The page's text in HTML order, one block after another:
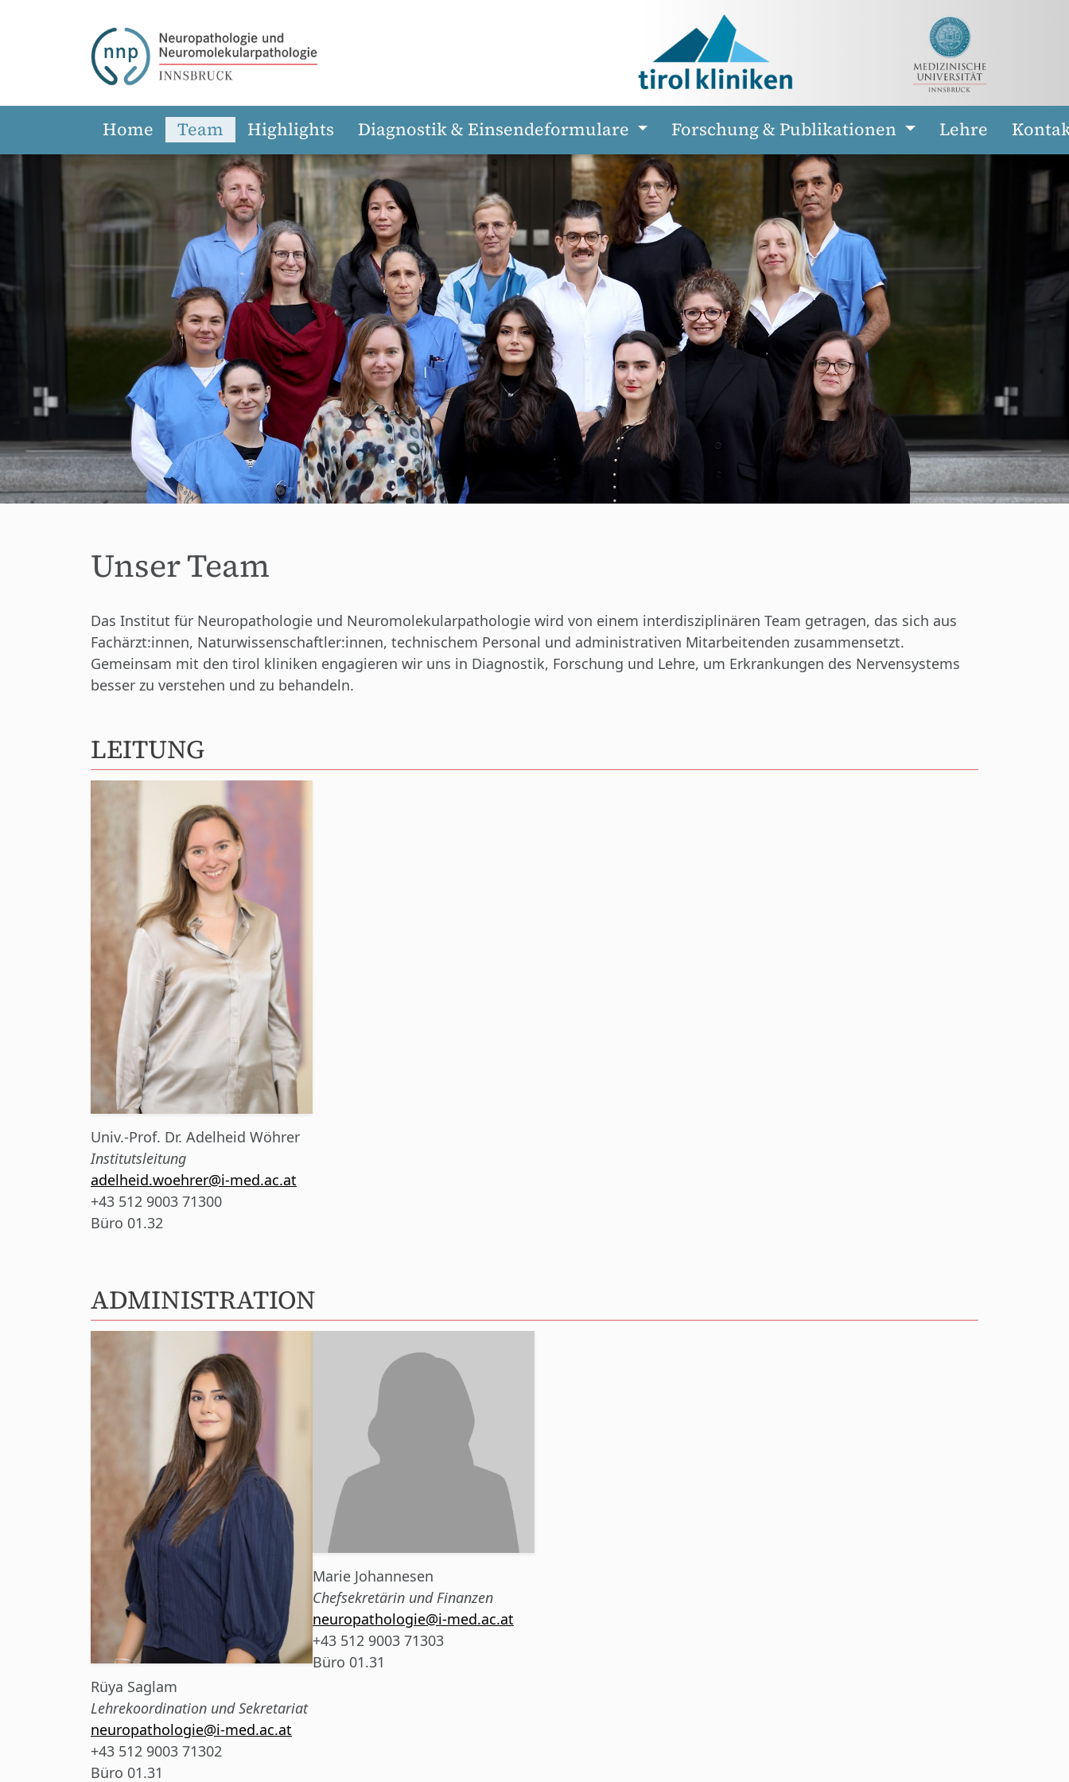
Zum Hauptinhalt springen
Home Team Highlights Diagnostik & Einsendeformulare Forschung & Publikationen Lehre
Unser Team
Das Institut für Neuropathologie und Neuromolekularpathologie wird von einem interdisziplinären Team getragen, das sich aus
Fachärzt:innen, Naturwissenschaftler:innen, technischem Personal und administrativen Mitarbeitenden zusammensetzt.
Gemeinsam mit den tirol kliniken engagieren wir uns in Diagnostik, Forschung und Lehre, um Erkrankungen des Nervensystems
besser zu verstehen und zu behandeln.
LEITUNG
Univ.-Prof. Dr. Adelheid Wöhrer
Institutsleitung
adelheid.woehrer@i-med.ac.at
+43 512 9003 71300
Büro 01.32
ADMINISTRATION
Rüya Saglam
Lehrekoordination und Sekretariat
neuropathologie@i-med.ac.at
+43 512 9003 71302
Büro 01.31
Marie Johannesen
Chefsekretärin und Finanzen
neuropathologie@i-med.ac.at
+43 512 9003 71303
Büro 01.31